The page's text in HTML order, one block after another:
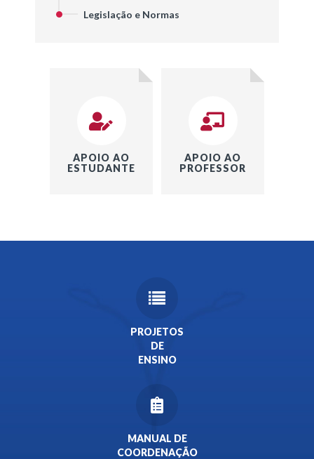
Legislação e Normas
APOIO AO
ESTUDANTE
APOIO AO
PROFESSOR
PROJETOS
DE
ENSINO
MANUAL DE
COORDENAÇÃO